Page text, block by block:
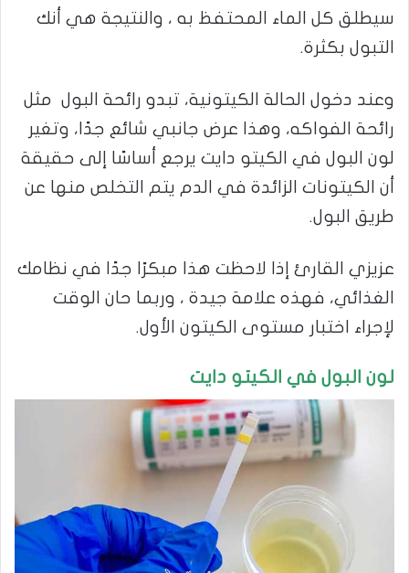
سيطلق كل الماء المحتفظ به ، والنتيجة هي أنك
التبول بكثرة.
وعند دخول الحالة الكيتونية، تبدو رائحة البول مثل
رائحة الفواكه، وهذا عرض جانبي شائع جدًا، وتغير
لون البول في الكيتو دايت يرجع أساسًا إلى حقيقة
أن الكيتونات الزائدة في الدم يتم التخلص منها عن
طريق البول.
عزيزي القارئ إذا لاحظت هذا مبكرًا جدًا في نظامك
الغذائي، فهذه علامة جيدة ، وربما حان الوقت
لإجراء اختبار مستوى الكيتون الأول.
لون البول في الكيتو دايت